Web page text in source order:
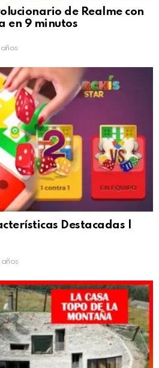
de Realme con
en 9 minutos
Destacadas |